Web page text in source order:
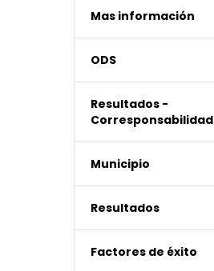
Mas información
ODS
Resultados -
Corresponsabilidad
Municipio
Resultados
Factores de éxito